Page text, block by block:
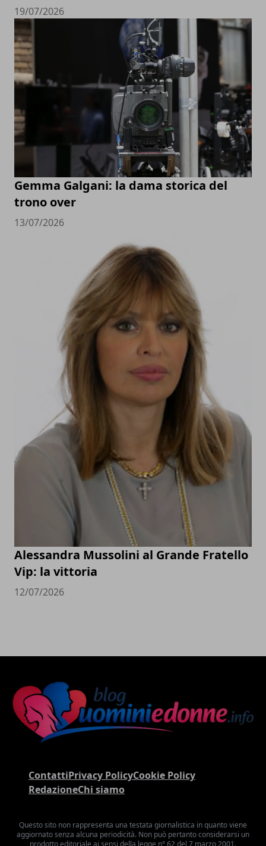
19/07/2026
Gemma Galgani: la dama storica del
trono over
13/07/2026
Alessandra Mussolini al Grande Fratello
Vip: la vittoria
12/07/2026
ContattiPrivacy PolicyCookie Policy
RedazioneChi siamo
Questo sito non rappresenta una testata giornalistica in quanto viene
aggiornato senza alcuna periodicità. Non può pertanto considerarsi un